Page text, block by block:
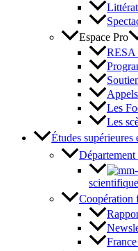
Espace Pro
RESA
Les
Les
Études supérieures
Coopération